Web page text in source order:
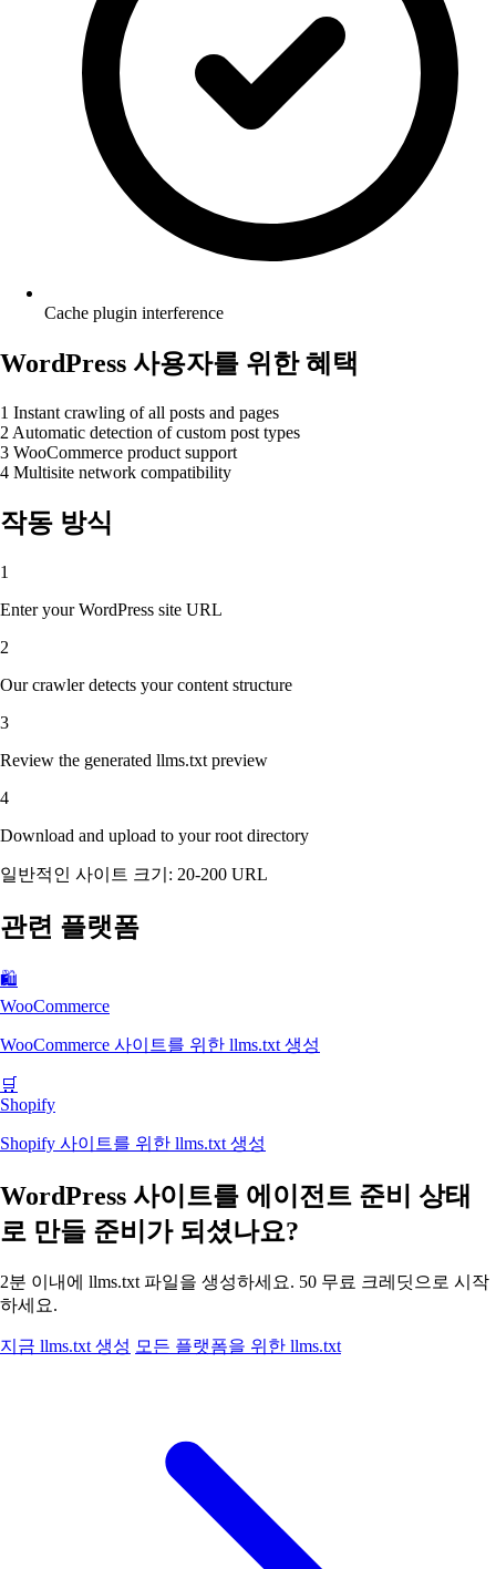
Cache plugin interference
WordPress 사용자를 위한 혜택
1 Instant crawling of all posts and pages
2 Automatic detection of custom post types
3 WooCommerce product support
4 Multisite network compatibility
작동 방식
1
Enter your WordPress site URL
2
Our crawler detects your content structure
3
Review the generated llms.txt preview
4
Download and upload to your root directory
일반적인 사이트 크기: 20-200 URL
관련 플랫폼
🛍️
WooCommerce
WooCommerce 사이트를 위한 llms.txt 생성
🛒
Shopify
Shopify 사이트를 위한 llms.txt 생성
WordPress 사이트를 에이전트 준비 상태
로 만들 준비가 되셨나요?
2분 이내에 llms.txt 파일을 생성하세요. 50 무료 크레딧으로 시작
하세요.
지금 llms.txt 생성 모든 플랫폼을 위한 llms.txt